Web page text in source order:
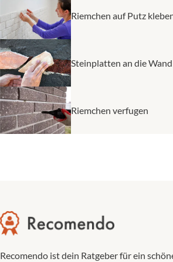
Riemchen auf Putz
Steinplatten an die
Riemchen verfugen
Recomendo ist dein Ratgeber für ein